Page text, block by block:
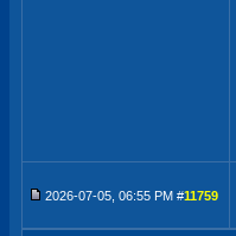
2026-07-05, 06:55 PM #11759